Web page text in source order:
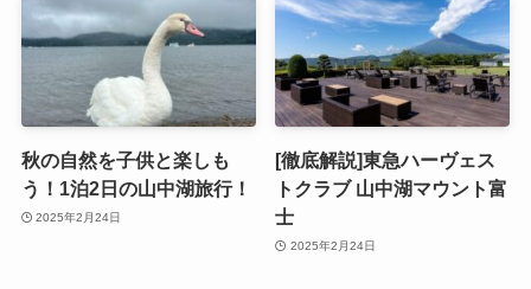
秋の自然を子供と楽しも
う！1泊2日の山中湖旅行！
2025年2月24日
[徹底解説]東急ハーヴェス
トクラブ 山中湖マウント富
士
2025年2月24日